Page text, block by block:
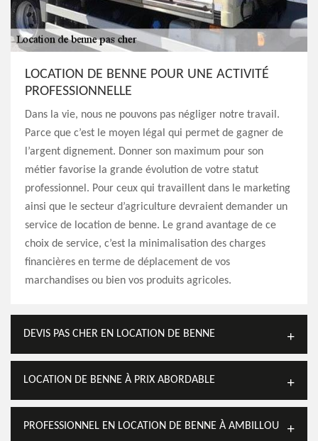
LOCATION DE BENNE POUR UNE ACTIVITÉ
PROFESSIONNELLE
Dans la vie, nous ne pouvons pas négliger notre travail.
Parce que c’est le moyen légal qui permet de gagner de
l’argent dignement. Donner son maximum pour son
métier favorise la grande évolution de votre statut
professionnel. Pour ceux qui travaillent dans le marketing
ainsi que le secteur d’agriculture devraient demander un
service de location de benne. Le grand avantage de ce
choix de service, c’est la minimalisation des charges
financières en terme de déplacement de vos
marchandises ou bien vos produits agricoles.
DEVIS PAS CHER EN LOCATION DE BENNE
LOCATION DE BENNE À PRIX ABORDABLE
PROFESSIONNEL EN LOCATION DE BENNE À AMBILLOU